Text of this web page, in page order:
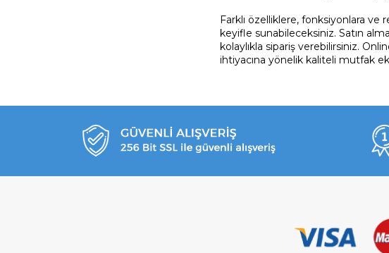
Farklı özelliklere, fonksiyonlara
keyifle sunabileceksiniz. Satın
kolaylıkla sipariş verebilirsiniz.
ihtiyacına yönelik kaliteli mutfak